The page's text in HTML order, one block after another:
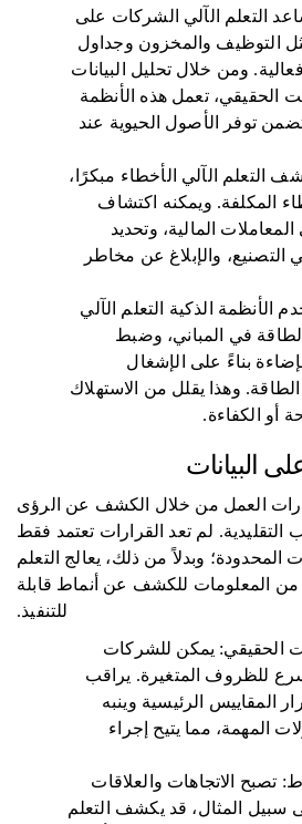
التعلم الآلي الشركات على
التوظيف والمخزون وجداول
ومن خلال تحليل البيانات
الحقيقي، تعمل هذه الأنظمة
توفر الأصول الحيوية عند
التعلم الآلي الأخطاء مبكرًا،
المكلفة. ويمكنه اكتشاف
المالية، وتحديد
والإبلاغ عن مخاطر
الأنظمة الذكية التعلم الآلي
في المباني، وضبط
بناءً على الإشغال
وهذا يقلل من الاستهلاك
أو الكفاءة.
البيانات
العمل من خلال الكشف عن الرؤى
التقليدية. لم تعد القرارات تعتمد فقط
المحدودة؛ وبدلاً من ذلك، يعالج التعلم
من المعلومات للكشف عن أنماط قابلة
للتنفيذ.
الحقيقي: يمكن للشركات
للظروف المتغيرة. يراقب
المقاييس الرئيسية وينبه
المهمة، مما يتيح إجراء
تصبح الاتجاهات والعلاقات
سبيل المثال، قد يكشف التعلم